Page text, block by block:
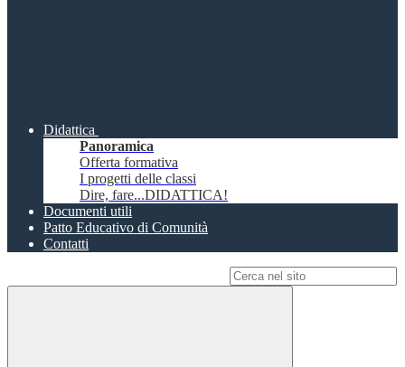
Didattica
Panoramica
Offerta formativa
I progetti delle classi
Dire, fare...DIDATTICA!
Documenti utili
Patto Educativo di Comunità
Contatti